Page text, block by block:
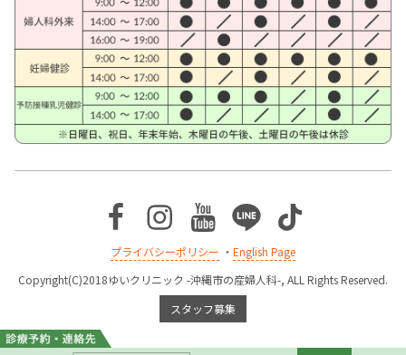
Facebook
Instagram
Youtube
LineTikTok
プライバシーポリシー ・ English Page
Copyright(C)2018ゆいクリニック -沖縄市の産婦人科-, ALL Rights Reserved.
スタッフ募集